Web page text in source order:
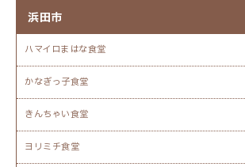
浜田市
ハマイロまはな食堂
かなぎっ子食堂
きんちゃい食堂
ヨリミチ食堂